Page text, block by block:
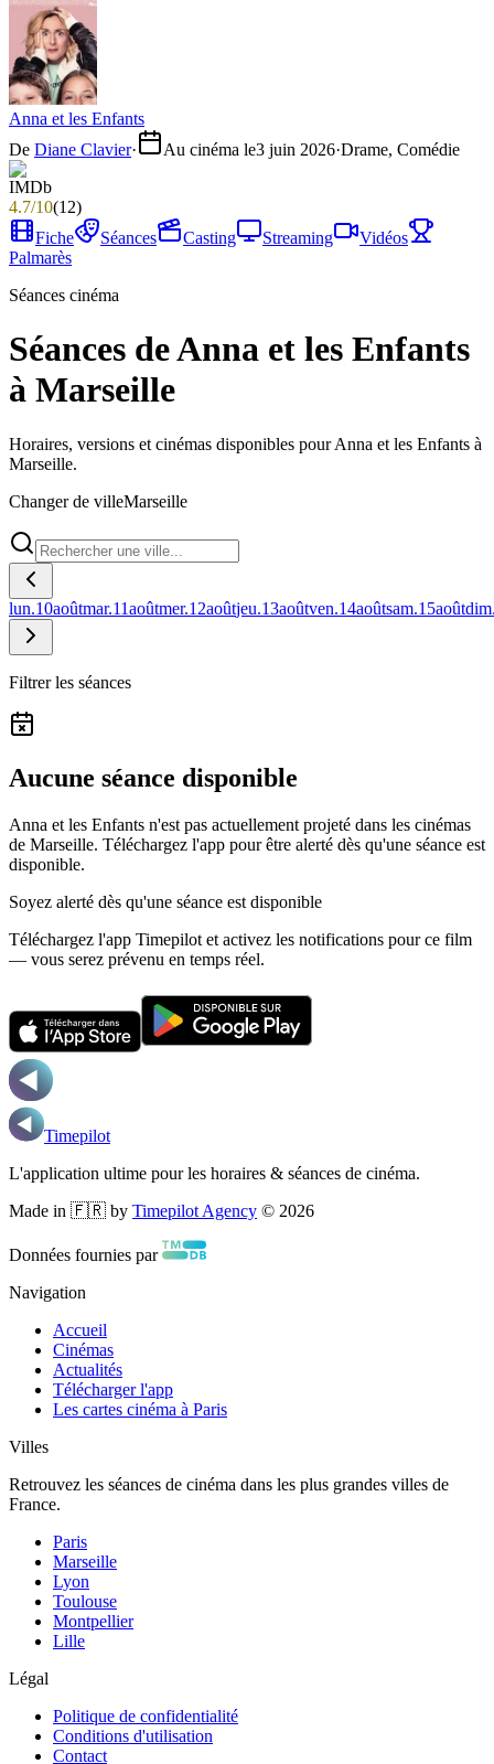
Anna et les Enfants
De Diane Clavier· Au cinéma le3 juin 2026·Drame, Comédie
4.7/10(12)
Fiche
Séances Casting Streaming
Vidéos
Palmarès
Séances cinéma
Séances de Anna et les Enfants
à Marseille
Horaires, versions et cinémas disponibles pour Anna et les Enfants à
Marseille.
Changer de villeMarseille
lun.10aoûtmar.11aoûtmer.12aoûtjeu.13aoûtven.14aoûtsam.15août
Filtrer les séances
Aucune séance disponible
Anna et les Enfants n'est pas actuellement projeté dans les cinémas
de Marseille. Téléchargez l'app pour être alerté dès qu'une séance est
disponible.
Soyez alerté dès qu'une séance est disponible
Téléchargez l'app Timepilot et activez les notifications pour ce film
— vous serez prévenu en temps réel.
Timepilot
L'application ultime pour les horaires & séances de cinéma.
Made in 🇫🇷 by Timepilot Agency © 2026
Données fournies par
Navigation
Accueil
Cinémas
Actualités
Télécharger l'app
Les cartes cinéma à Paris
Villes
Retrouvez les séances de cinéma dans les plus grandes villes de
France.
Paris
Marseille
Lyon
Toulouse
Montpellier
Lille
Légal
Politique de confidentialité
Conditions d'utilisation
Contact